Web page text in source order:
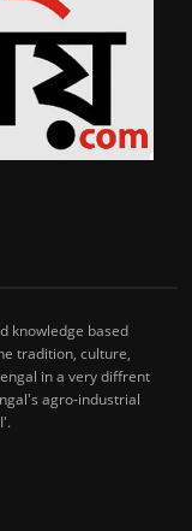
knowledge based
tradition, culture,
in a very diffrent
agro-industrial